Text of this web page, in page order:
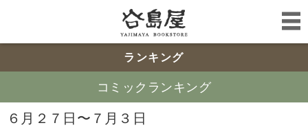
ランキング
コミックランキング
６月２７日〜７月３日